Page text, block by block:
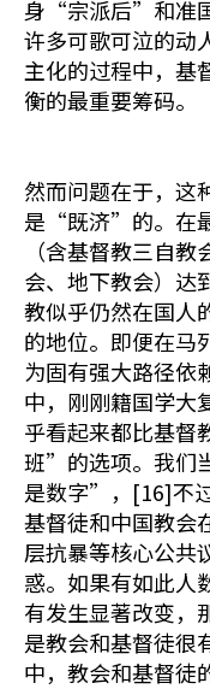
身“宗派后”和准
许多可歌可泣的动
主化的过程中，基
衡的最重要筹码。
然而问题在于，
是“既济”的。在
（含基督教三自
会、地下教会）达
教似乎仍然在国人
的地位。即便在马
为固有强大路径依
中，刚刚籍国学
乎看起来都比基
班”的选项。我们
是数字”，[16]不
基督徒和中国教会
层抗暴等核心公共
惑。如果有如此人
有发生显著改变，
是教会和基督徒很
中，教会和基督徒